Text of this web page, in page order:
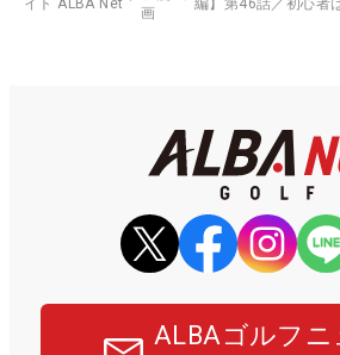
画
ALBAゴルフニ